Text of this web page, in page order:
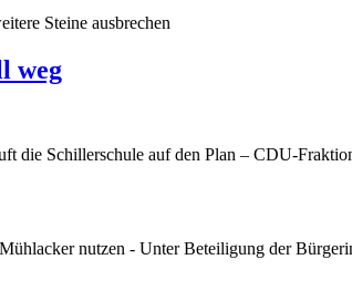
Steine ausbrechen
weg
die Schillerschule auf den Plan – CDU-
nutzen - Unter Beteiligung der